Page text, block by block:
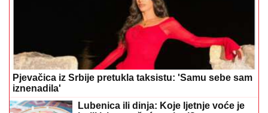
Pjevačica iz Srbije pretukla taksistu: 'Samu sebe sam
iznenadila'
Lubenica ili dinja: Koje ljetnje voće je